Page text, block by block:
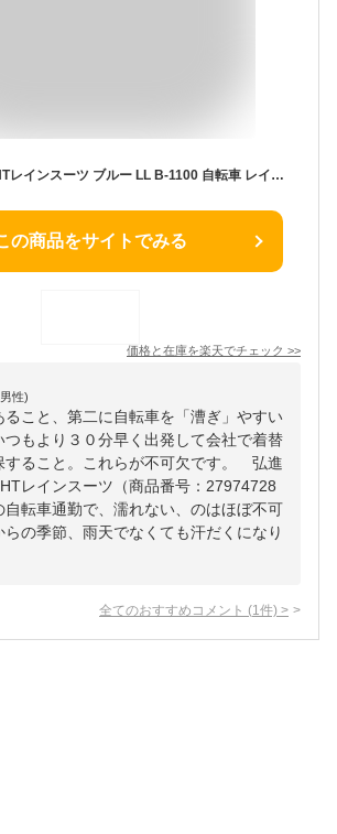
弘進ゴム 透湿LIGHTレインスーツ ブルー LL B-1100 自転車 レインウェア
の商品をサイトでみる
価格と在庫を楽天でチェック >>
性)
ること、第二に自転車を「漕ぎ」やすい
つもより３０分早く出発して会社で着替
すること。これらが不可欠です。 弘進
レインスーツ（商品番号：27974728
転車通勤で、濡れない、のはほぼ不可
の季節、雨天でなくても汗だくになり
全てのおすすめコメント (1 件) >